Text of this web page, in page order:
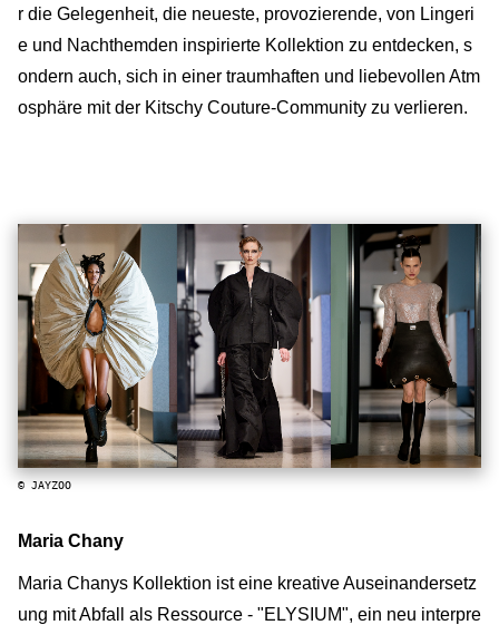
r die Gelegenheit, die neueste, provozierende, von Lingeri
e und Nachthemden inspirierte Kollektion zu entdecken, s
ondern auch, sich in einer traumhaften und liebevollen Atm
osphäre mit der Kitschy Couture-Community zu verlieren.
© JAYZOO
Maria Chany
Maria Chanys Kollektion ist eine kreative Auseinandersetz
ung mit Abfall als Ressource - "ELYSIUM", ein neu interpre